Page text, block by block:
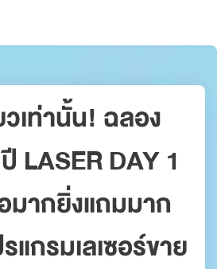
เท่านั้น! ฉลอง
LASER DAY 1
มากยิ่งแถมมาก
แกรมเลเซอร์ขาย